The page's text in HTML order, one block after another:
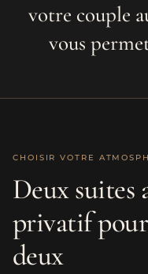
votre couple
vous
CHOISIR VOTRE
Deux suites
privatif
deux